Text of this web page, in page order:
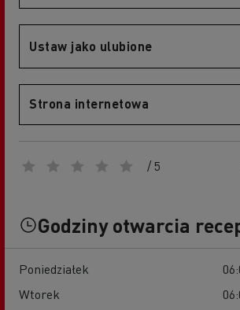
Ustaw jako ulubione
Strona internetowa
/ 5
Godziny otwarcia
Poniedziałek
Wtorek